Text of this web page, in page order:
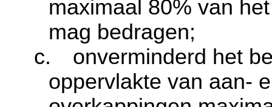
maximaal 80% van
mag bedragen;
c.
onverminderd het
oppervlakte van aan-